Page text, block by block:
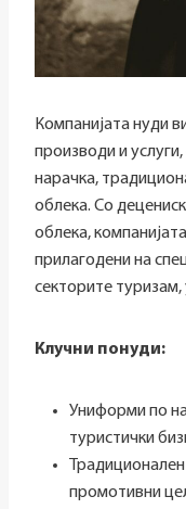
Компанијата нуди
производи и
нарачка,
облека. Со
облека,
прилагодени на
секторите туризам,
Клучни понуди:
Униформи по
туристички
промотивни